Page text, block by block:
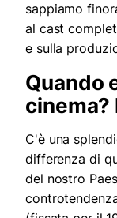
sappiamo
al cast
e sulla
Quando
cinema?
C'è una
differenza di
del nostro